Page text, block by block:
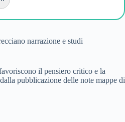
narrazione e studi
il pensiero critico e la
pubblicazione delle note mappe di